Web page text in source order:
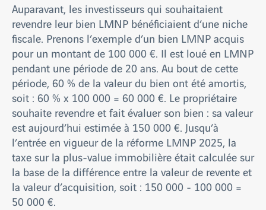
Auparavant, les investisseurs qui souhaitaient
revendre leur bien LMNP bénéficiaient d’une niche
fiscale. Prenons l’exemple d’un bien LMNP acquis
pour un montant de 100 000 €. Il est loué en LMNP
pendant une période de 20 ans. Au bout de cette
période, 60 % de la valeur du bien ont été amortis,
soit : 60 % x 100 000 = 60 000 €. Le propriétaire
souhaite revendre et fait évaluer son bien : sa valeur
est aujourd’hui estimée à 150 000 €. Jusqu’à
l’entrée en vigueur de la réforme LMNP 2025, la
taxe sur la plus-value immobilière était calculée sur
la base de la différence entre la valeur de revente et
la valeur d’acquisition, soit : 150 000 - 100 000 =
50 000 €.